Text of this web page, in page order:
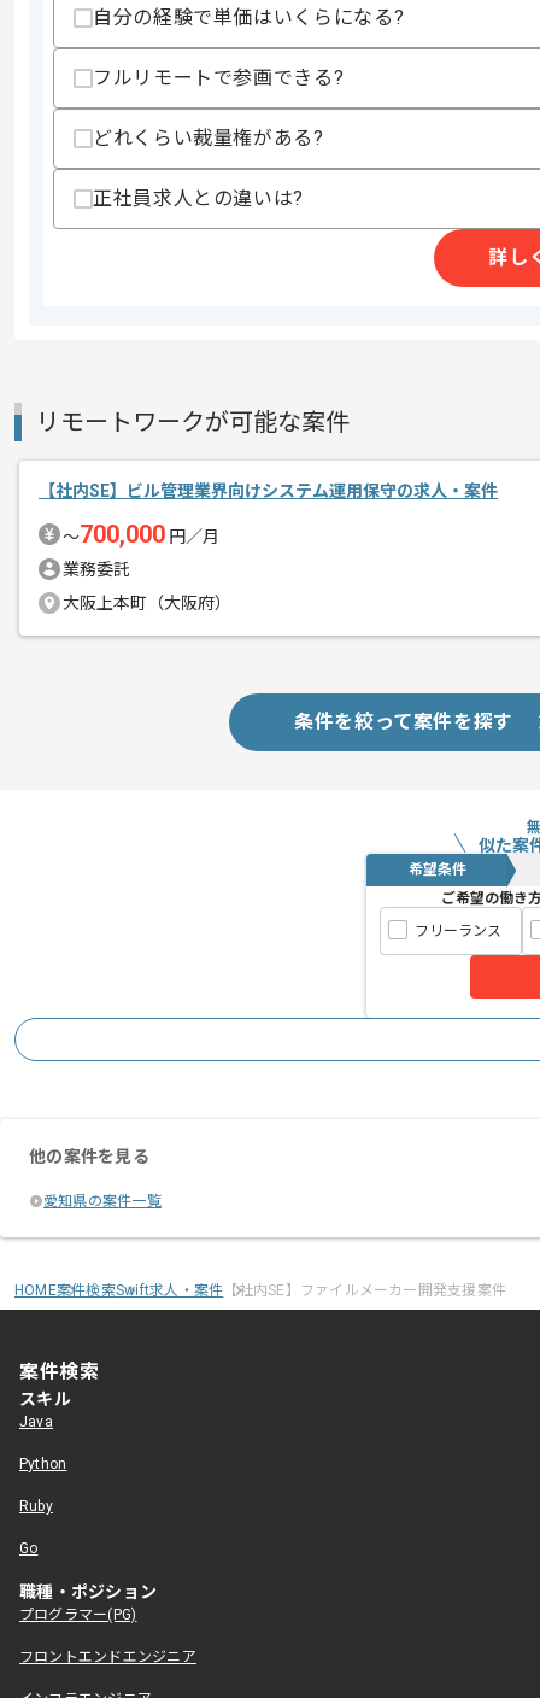
スキルに不安がある方へ
上記に似た経験やスキルをお持ちであれば申
精算・お支払い
精算条件
精算基準時間
エージェントからのコ
メント
中小企業向けのインターネットサービ
今回はFileMakerの改修案件に携わって
これまでのご経験を活かしたい方におす
自分の経験で単価はいくらになる?
フルリモートで参画できる?
どれくらい裁量権がある?
正社員求人との違いは?
詳し
リモートワークが可能な案件
【社内SE】ビル管理業界向けシステム運用保守の求人・案件
〜700,000 円／月
業務委託
大阪上本町（大阪府）
条件を絞って案件を探す
似た案
希望条件
ご希望の働き
フリーランス
他の案件を見る
愛知県の案件一覧
HOME案件検索Swift求人・案件 【社内SE】ファイルメーカー開発支援案件
案件検索
スキル
Java
Python
Ruby
Go
職種・ポジション
プログラマー(PG)
フロントエンドエンジニア